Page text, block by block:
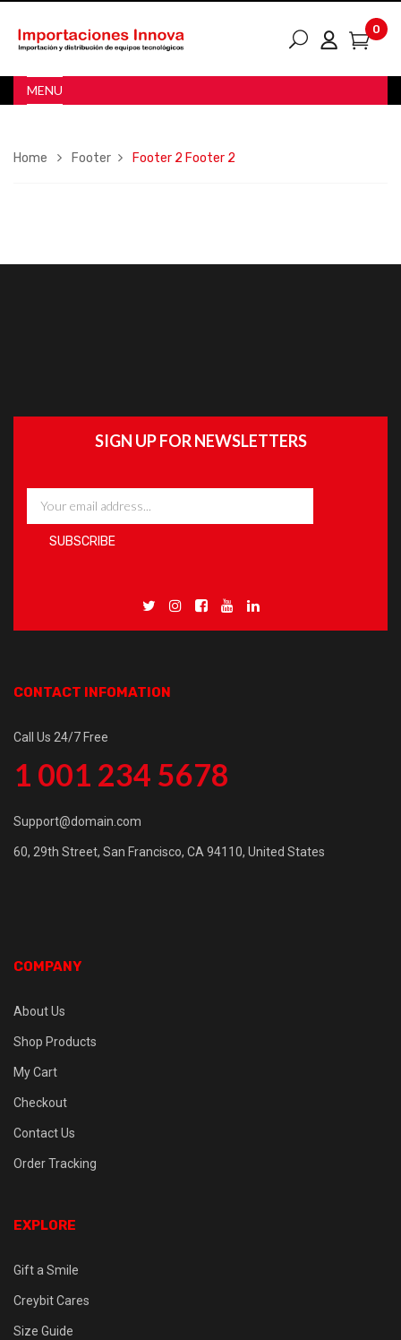
0
MENU
Home Footer Footer 2 Footer 2
SIGN UP FOR NEWSLETTERS
CONTACT INFOMATION
Call Us 24/7 Free
1 001 234 5678
Support@domain.com
60, 29th Street, San Francisco, CA 94110, United States
COMPANY
About Us
Shop Products
My Cart
Checkout
Contact Us
Order Tracking
EXPLORE
Gift a Smile
Creybit Cares
Size Guide